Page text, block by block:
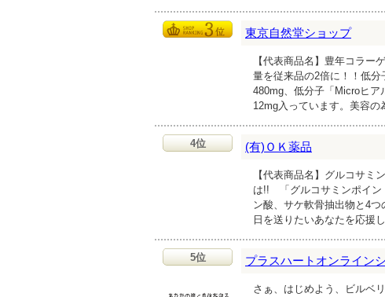
東京自然堂ショップ
【代表商品名】豊年コラー
量を従来品の2倍に！！低
480mg、低分子「Microヒア
12mg入っています。美容の
4位 (有)ＯＫ薬品
【代表商品名】グルコサミ
は!! 「グルコサミンポイン
ン酸、サケ軟骨抽出物と4
日を送りたいあなたを応援
5位 プラスハートオンライン
さぁ、はじめよう、ビルベ